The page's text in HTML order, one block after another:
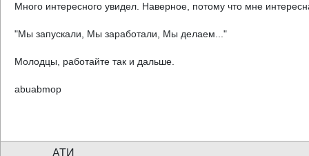
Много интересного увидел. Наверное, потому что мне
"Мы запускали, Мы заработали, Мы делаем..."
Молодцы, работайте так и дальше.
abuabmop
АТИ